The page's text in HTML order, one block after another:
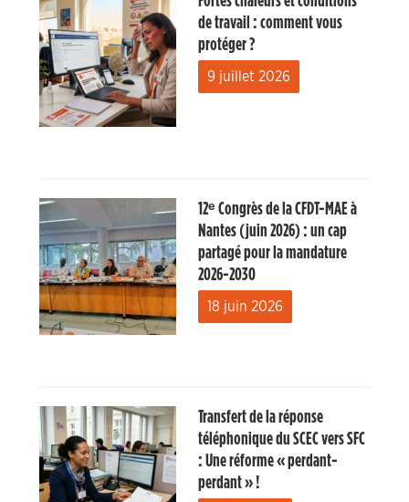
de travail : comment vous
protéger ?
9 juillet 2026
12ᵉ Congrès de la CFDT-MAE à
Nantes (juin 2026) : un cap
partagé pour la mandature
2026-2030
18 juin 2026
Transfert de la réponse
téléphonique du SCEC vers SFC
: Une réforme « perdant-
perdant » !